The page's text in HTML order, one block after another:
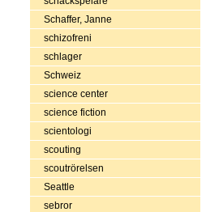
Schaffer, Janne
schizofreni
schlager
Schweiz
science center
science fiction
scientologi
scouting
scoutrörelsen
Seattle
sebror